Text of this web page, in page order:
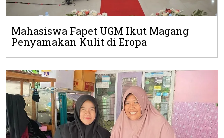
Mahasiswa Fapet UGM Ikut Magang
Penyamakan Kulit di Eropa